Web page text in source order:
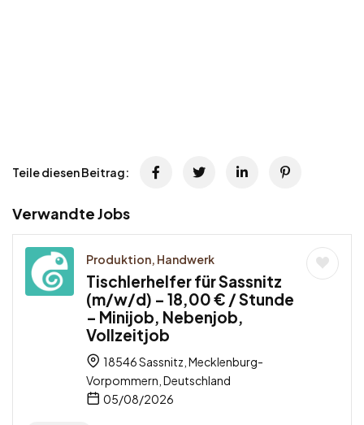
Teile diesen Beitrag:
Verwandte Jobs
Produktion, Handwerk
Tischlerhelfer für Sassnitz
(m/w/d) – 18,00 € / Stunde
– Minijob, Nebenjob,
Vollzeitjob
18546 Sassnitz, Mecklenburg-
Vorpommern, Deutschland
05/08/2026